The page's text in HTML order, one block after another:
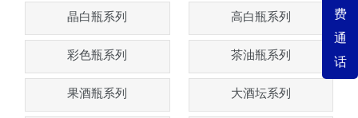
费
通
话
晶白瓶系列 高白瓶系列
彩色瓶系列 茶油瓶系列
果酒瓶系列 大酒坛系列